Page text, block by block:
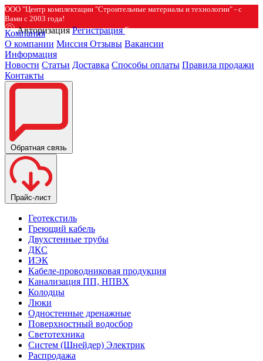
ООО "Центр комплектации "Строительные материалы и технологии" - с
Вами с 2003 года!
Авторизация Регистрация
Компания
О компании Миссия Отзывы Вакансии
Информация
Новости Статьи Доставка Способы оплаты Правила продажи
Контакты
Обратная связь
Прайс-лист
Геотекстиль
Греющий кабель
Двухстенные трубы
ДКС
ИЭК
Кабеле-проводниковая продукция
Канализация ПП, НПВХ
Колодцы
Люки
Одностенные дренажные
Поверхностный водосбор
Светотехника
Систем (Шнейдер) Электрик
Распродажа